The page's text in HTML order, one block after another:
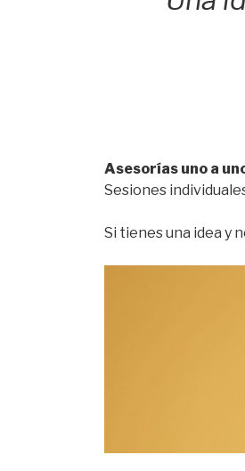
Asesorías uno a
Sesiones
Si tienes una idea y